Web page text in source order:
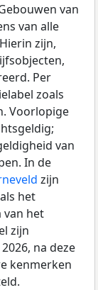
van
van alle
zijn,
Per
zoals
Voorlopige
van
In de
zijn
het
van het
zijn
na deze
kenmerken